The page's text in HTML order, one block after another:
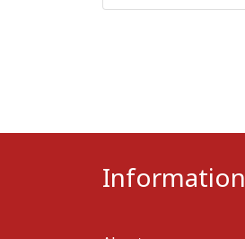
Information